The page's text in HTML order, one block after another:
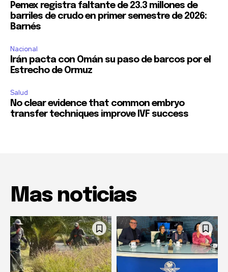
Pemex registra faltante de 23.3 millones de
barriles de crudo en primer semestre de 2026:
Barnés
Nacional
Irán pacta con Omán su paso de barcos por el
Estrecho de Ormuz
Salud
No clear evidence that common embryo
transfer techniques improve IVF success
Mas noticias